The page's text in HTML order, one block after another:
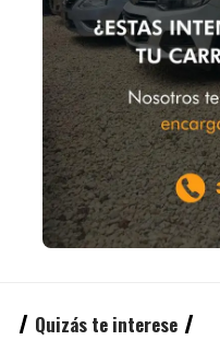
Quizás te interese